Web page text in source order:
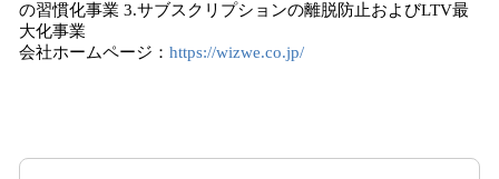
の習慣化事業 3.サブスクリプションの離脱防止およびLTV最
大化事業
会社ホームページ： https://wizwe.co.jp/